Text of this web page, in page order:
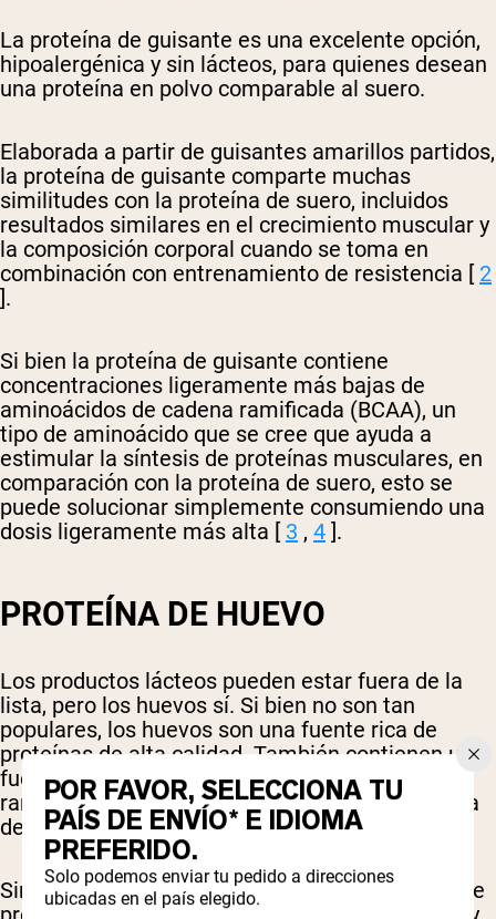
La proteína de guisante es una excelente opción,
hipoalergénica y sin lácteos, para quienes desean
una proteína en polvo comparable al suero.
Elaborada a partir de guisantes amarillos partidos,
la proteína de guisante comparte muchas
similitudes con la proteína de suero, incluidos
resultados similares en el crecimiento muscular y
la composición corporal cuando se toma en
combinación con entrenamiento de resistencia [ 2
].
Si bien la proteína de guisante contiene
concentraciones ligeramente más bajas de
aminoácidos de cadena ramificada (BCAA), un
tipo de aminoácido que se cree que ayuda a
estimular la síntesis de proteínas musculares, en
comparación con la proteína de suero, esto se
puede solucionar simplemente consumiendo una
dosis ligeramente más alta [ 3 , 4 ].
PROTEÍNA DE HUEVO
Los productos lácteos pueden estar fuera de la
lista, pero los huevos sí. Si bien no son tan
populares, los huevos son una fuente rica de
proteínas de alta calidad. También contienen una
fuente rica de leucina, el aminoácido de cadena
ramificada (BCAA), superada solo por la proteína
de suero [ 5 ].
Sin embargo, la proteína del huevo generalmente
POR FAVOR, SELECCIONA TU
PAÍS DE ENVÍO* E IDIOMA
PREFERIDO.
Solo podemos enviar tu pedido a direcciones
ubicadas en el país elegido.